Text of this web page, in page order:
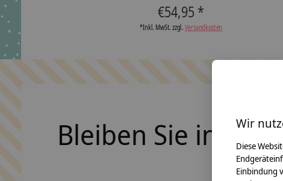
€54,95 *
*Inkl. MwSt. zzgl.Versandkosten
Bleiben Sie in Wir
Diese
Einbindung